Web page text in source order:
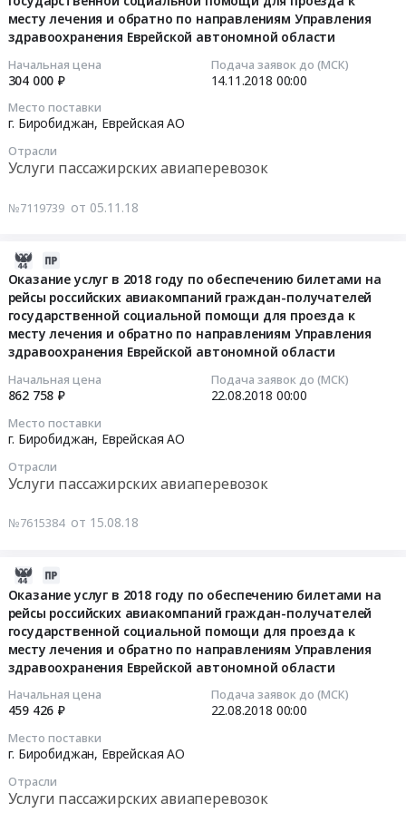
месту лечения и обратно по направлениям Управления
здравоохранения Еврейской автономной области
Начальная цена
304 000 ₽
Подача заявок до (МСК)
14.11.2018 00:00
Место поставки
г. Биробиджан, Еврейская АО
Отрасли
Услуги пассажирских авиаперевозок
№7119739 от 05.11.18
Оказание услуг в 2018 году по обеспечению билетами на
рейсы российских авиакомпаний граждан-получателей
государственной социальной помощи для проезда к
месту лечения и обратно по направлениям Управления
здравоохранения Еврейской автономной области
Начальная цена
862 758 ₽
Подача заявок до (МСК)
22.08.2018 00:00
Место поставки
г. Биробиджан, Еврейская АО
Отрасли
Услуги пассажирских авиаперевозок
№7615384 от 15.08.18
Оказание услуг в 2018 году по обеспечению билетами на
рейсы российских авиакомпаний граждан-получателей
государственной социальной помощи для проезда к
месту лечения и обратно по направлениям Управления
здравоохранения Еврейской автономной области
Начальная цена
459 426 ₽
Подача заявок до (МСК)
22.08.2018 00:00
Место поставки
г. Биробиджан, Еврейская АО
Отрасли
Услуги пассажирских авиаперевозок